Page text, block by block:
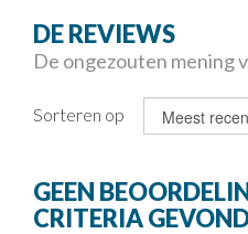
DE REVIEWS
De ongezouten mening
Sorteren op
GEEN
CRITERIA